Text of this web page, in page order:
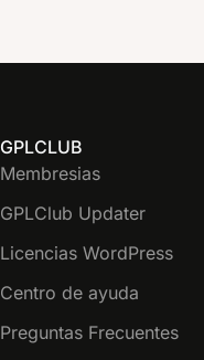
GPLCLUB
Membresias
GPLClub Updater
Licencias WordPress
Centro de ayuda
Preguntas Frecuentes